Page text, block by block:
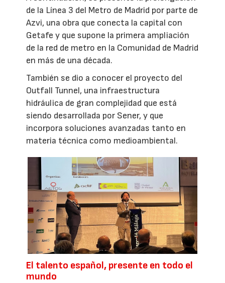
de la Línea 3 del Metro de Madrid por parte de
Azvi, una obra que conecta la capital con
Getafe y que supone la primera ampliación
de la red de metro en la Comunidad de Madrid
en más de una década.
También se dio a conocer el proyecto del
Outfall Tunnel, una infraestructura
hidráulica de gran complejidad que está
siendo desarrollada por Sener, y que
incorpora soluciones avanzadas tanto en
materia técnica como medioambiental.
El talento español, presente en todo el
mundo